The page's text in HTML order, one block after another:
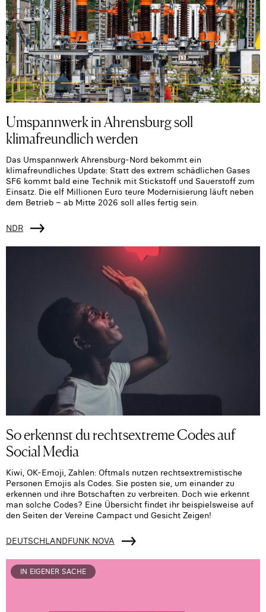
Umspannwerk in Ahrensburg soll
klimafreundlich werden
Das Umspannwerk Ahrensburg-Nord bekommt ein
klimafreundliches Update: Statt des extrem schädlichen Gases
SF6 kommt bald eine Technik mit Stickstoff und Sauerstoff zum
Einsatz. Die elf Millionen Euro teure Modernisierung läuft neben
dem Betrieb – ab Mitte 2026 soll alles fertig sein.
NDR
So erkennst du rechtsextreme Codes auf
Social Media
Kiwi, OK-Emoji, Zahlen: Oftmals nutzen rechtsextremistische
Personen Emojis als Codes. Sie posten sie, um einander zu
erkennen und ihre Botschaften zu verbreiten. Doch wie erkennt
man solche Codes? Eine Übersicht findet ihr beispielsweise auf
den Seiten der Vereine Campact und Gesicht Zeigen!
DEUTSCHLANDFUNK NOVA
IN EIGENER SACHE